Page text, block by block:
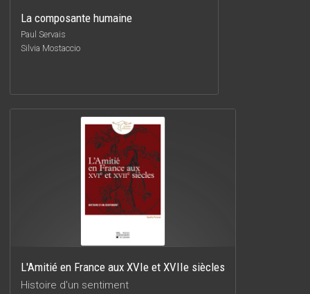
La composante humaine
Paul Servais
Silvia Mostaccio
L'Amitié en France aux XVIe et XVIIe siècles
Histoire d'un sentiment